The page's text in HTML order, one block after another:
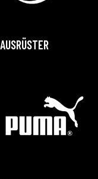
AUSRÜSTER